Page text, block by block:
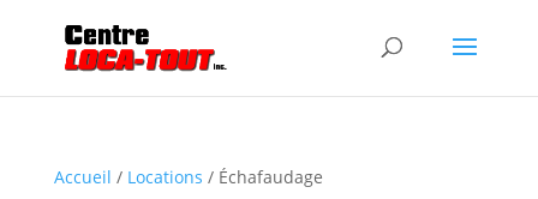
Accueil / Locations / Échafaudage